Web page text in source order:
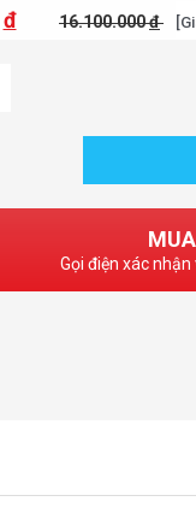
đ 16.100.000đ
Gọi điện xác